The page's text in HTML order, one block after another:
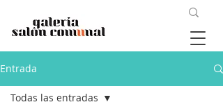
Entrada
Todas las entradas